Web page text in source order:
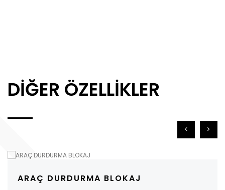
DIĞER ÖZELLIKLER
ARAÇ DURDURMA BLOKAJ